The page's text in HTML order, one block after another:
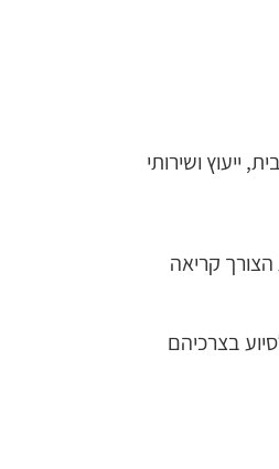
תחזוקת בית, ייעוץ ושירותי
קריאה
בצרכיהם